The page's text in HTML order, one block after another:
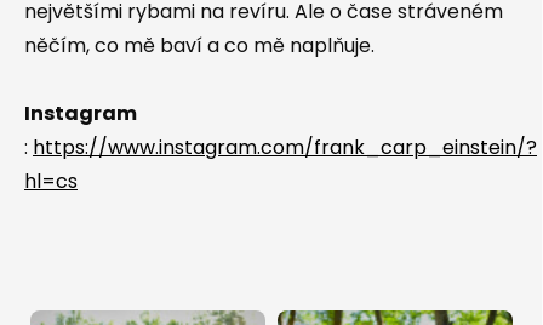
největšími rybami na revíru. Ale o čase stráveném
něčím, co mě baví a co mě naplňuje.
Instagram
: https://www.instagram.com/frank_carp_einstein/?
hl=cs